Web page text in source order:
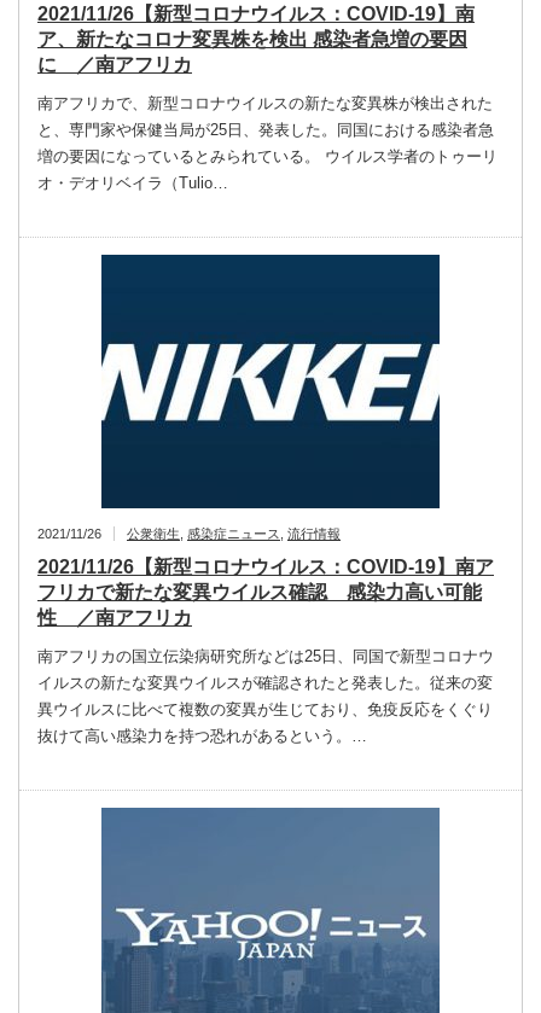
2021/11/26【新型コロナウイルス：COVID-19】南
ア、新たなコロナ変異株を検出 感染者急増の要因
に ／南アフリカ
南アフリカで、新型コロナウイルスの新たな変異株が検出された
と、専門家や保健当局が25日、発表した。同国における感染者急
増の要因になっているとみられている。 ウイルス学者のトゥーリ
オ・デオリベイラ（Tulio…
2021/11/26 公衆衛生 感染症ニュース 流行情報
2021/11/26【新型コロナウイルス：COVID-19】南ア
フリカで新たな変異ウイルス確認 感染力高い可能
性 ／南アフリカ
南アフリカの国立伝染病研究所などは25日、同国で新型コロナウ
イルスの新たな変異ウイルスが確認されたと発表した。従来の変
異ウイルスに比べて複数の変異が生じており、免疫反応をくぐり
抜けて高い感染力を持つ恐れがあるという。…